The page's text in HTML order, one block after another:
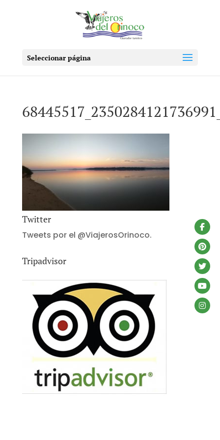
Seleccionar página
Twitter
Tweets por el @ViajerosOrinoco.
Tripadvisor